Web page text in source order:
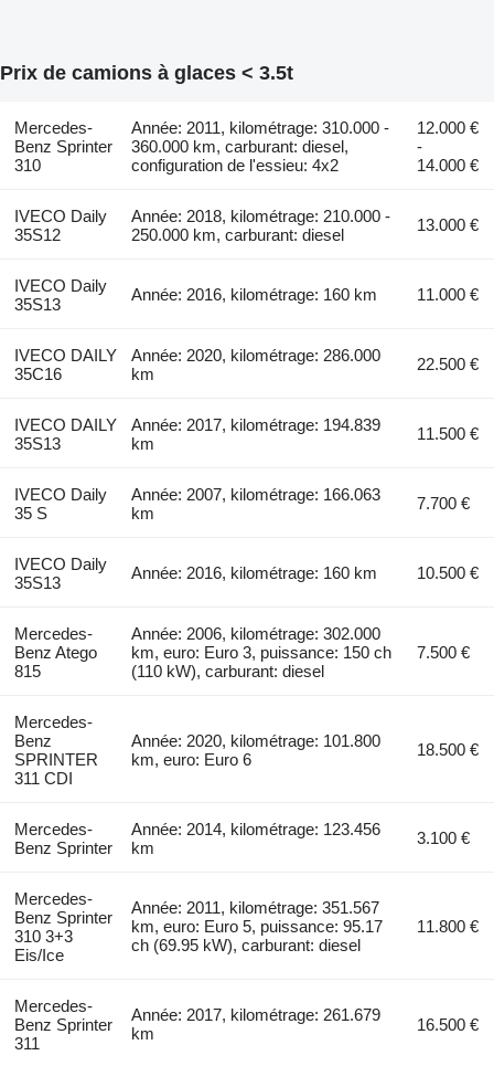
Prix de camions à glaces < 3.5t
Mercedes-
Benz Sprinter
310
Année: 2011, kilométrage: 310.000 -
360.000 km, carburant: diesel,
configuration de l'essieu: 4x2
12.000 €
-
14.000 €
IVECO Daily
35S12
Année: 2018, kilométrage: 210.000 -
250.000 km, carburant: diesel
13.000 €
IVECO Daily
35S13
Année: 2016, kilométrage: 160 km 11.000 €
IVECO DAILY
35C16
Année: 2020, kilométrage: 286.000
km
22.500 €
IVECO DAILY
35S13
Année: 2017, kilométrage: 194.839
km
11.500 €
IVECO Daily
35 S
Année: 2007, kilométrage: 166.063
km
7.700 €
IVECO Daily
35S13
Année: 2016, kilométrage: 160 km 10.500 €
Mercedes-
Benz Atego
815
Année: 2006, kilométrage: 302.000
km, euro: Euro 3, puissance: 150 ch
(110 kW), carburant: diesel
7.500 €
Mercedes-
Benz
SPRINTER
311 CDI
Année: 2020, kilométrage: 101.800
km, euro: Euro 6
18.500 €
Mercedes-
Benz Sprinter
Année: 2014, kilométrage: 123.456
km
3.100 €
Mercedes-
Benz Sprinter
310 3+3
Eis/Ice
Année: 2011, kilométrage: 351.567
km, euro: Euro 5, puissance: 95.17
ch (69.95 kW), carburant: diesel
11.800 €
Mercedes-
Benz Sprinter
311
Année: 2017, kilométrage: 261.679
km
16.500 €